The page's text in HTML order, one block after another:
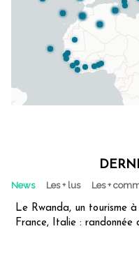
News Les + lus Les +
Le Rwanda, un tourisme
France, Italie :